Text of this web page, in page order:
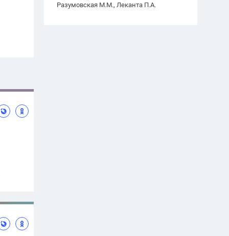
Разумовская М.М., Леканта П.А.